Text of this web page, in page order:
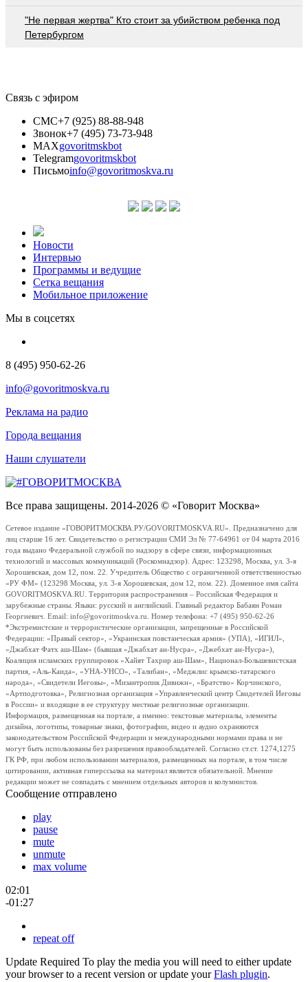
"Не первая жертва" Кто стоит за убийством ребенка под
Петербургом
Связь с эфиром
СМС+7 (925) 88-88-948
Звонок+7 (495) 73-73-948
MAXgovoritmskbot
Telegramgovoritmskbot
Письмоinfo@govoritmoskva.ru
Новости
Интервью
Программы и ведущие
Сетка вещания
Мобильное приложение
Мы в соцсетях
8 (495) 950-62-26
info@govoritmoskva.ru
Реклама на радио
Города вещания
Наши слушатели
Все права защищены. 2014-2026 © «Говорит Москва»
Сетевое издание «ГОВОРИТМОСКВА.РУ/GOVORITMOSKVA.RU». Предназначено для
лиц старше 16 лет. Свидетельство о регистрации СМИ Эл № 77-64961 от 04 марта 2016
года выдано Федеральной службой по надзору в сфере связи, информационных
технологий и массовых коммуникаций (Роскомнадзор). Адрес: 123298, Москва, ул. 3-я
Хорошевская, дом 12, пом. 22. Учредитель Общество с ограниченной ответственностью
«РУ ФМ» (123298 Москва, ул. 3-я Хорошевская, дом 12, пом. 22). Доменное имя сайта
GOVORITMOSKVA.RU. Территория распространения – Российская Федерация и
зарубежные страны. Языки: русский и английский. Главный редактор Бабаян Роман
Георгиевич. Email: info@govoritmoskva.ru. Номер телефона: +7 (495) 950-62-26
*Экстремистские и террористические организации, запрещенные в Российской
Федерации: «Правый сектор», «Украинская повстанческая армия» (УПА), «ИГИЛ»,
«Джабхат Фатх аш-Шам» (бывшая «Джабхат ан-Нусра», «Джебхат ан-Нусра»),
Коалиция исламских группировок «Хайят Тахрир аш-Шам», Национал-Большевистская
партия, «Аль-Каида», «УНА-УНСО», «Талибан», «Меджлис крымско-татарского
народа», «Свидетели Иеговы», «Мизантропик Дивижн», «Братство» Корчинского,
«Артподготовка», Религиозная организация «Управленческий центр Свидетелей Иеговы
в России» и входящие в ее структуру местные религиозные организации.
Информация, размещенная на портале, а именно: текстовые материалы, элементы
дизайна, логотипы, товарные знаки, фотографии, видео и аудио охраняются
законодательством Российской Федерации и международными нормами права и не
могут быть использованы без разрешения правообладателей. Согласно ст.ст. 1274,1275
ГК РФ, при любом использовании материалов, размещенных на портале, в том числе
цитировании, активная гиперссылка на материал является обязательной. Мнение
редакции может не совпадать с мнением отдельных авторов и колумнистов.
Сообщение отправлено
play
pause
mute
unmute
max volume
02:01
-01:27
repeat off
Update Required To play the media you will need to either update
your browser to a recent version or update yourFlash plugin.